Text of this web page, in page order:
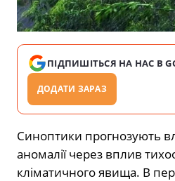
ПІДПИШІТЬСЯ НА НАС В
ДОДАТИ ЗАРАЗ
Синоптики прогнозують
аномалії через вплив
кліматичного явища. В